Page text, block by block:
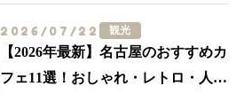
2026/07/22 観光
【2026年最新】名古屋のおすすめカ
フェ11選！おしゃれ・レトロ・人気